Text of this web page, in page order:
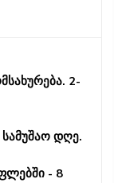
2-
დღე.
- 8